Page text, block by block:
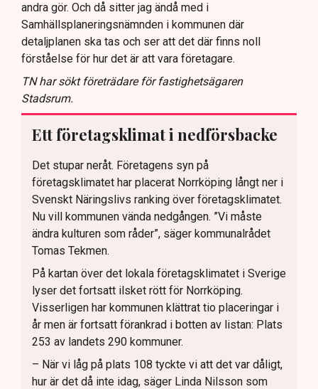
andra gör. Och då sitter jag ändå med i
Samhällsplaneringsnämnden i kommunen där
detaljplanen ska tas och ser att det där finns noll
förståelse för hur det är att vara företagare.
TN har sökt företrädare för fastighetsägaren
Stadsrum.
Ett företagsklimat i nedförsbacke
Det stupar neråt. Företagens syn på
företagsklimatet har placerat Norrköping långt ner i
Svenskt Näringslivs ranking över företagsklimatet.
Nu vill kommunen vända nedgången. ”Vi måste
ändra kulturen som råder”, säger kommunalrådet
Tomas Tekmen.
På kartan över det lokala företagsklimatet i Sverige
lyser det fortsatt ilsket rött för Norrköping.
Visserligen har kommunen klättrat tio placeringar i
år men är fortsatt förankrad i botten av listan: Plats
253 av landets 290 kommuner.
– När vi låg på plats 108 tyckte vi att det var dåligt,
hur är det då inte idag, säger Linda Nilsson som